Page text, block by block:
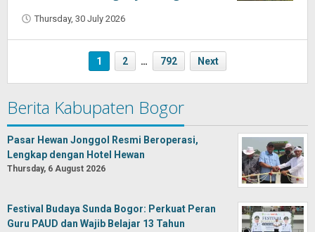
Thursday, 30 July 2026
1 2 … 792 Next
Berita Kabupaten Bogor
Pasar Hewan Jonggol Resmi Beroperasi,
Lengkap dengan Hotel Hewan
Thursday, 6 August 2026
Festival Budaya Sunda Bogor: Perkuat Peran
Guru PAUD dan Wajib Belajar 13 Tahun